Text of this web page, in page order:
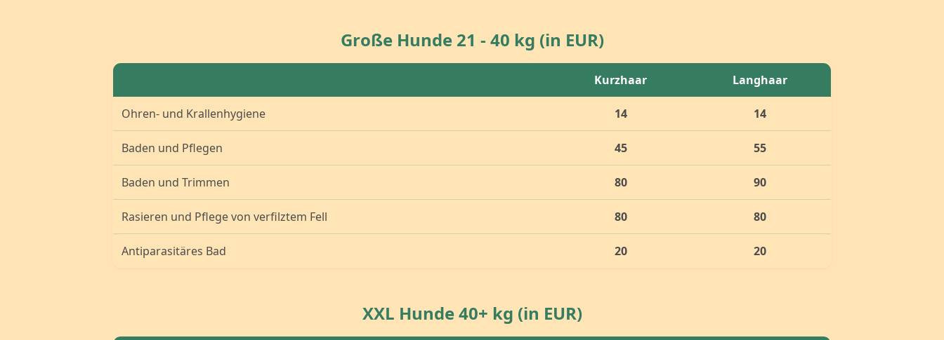
Große Hunde 21 - 40 kg (in EUR)
Kurzhaar Langhaar
Ohren- und Krallenhygiene 14 14
Baden und Pflegen 45 55
Baden und Trimmen 80 90
Rasieren und Pflege von verfilztem Fell 80 80
Antiparasitäres Bad 20 20
XXL Hunde 40+ kg (in EUR)